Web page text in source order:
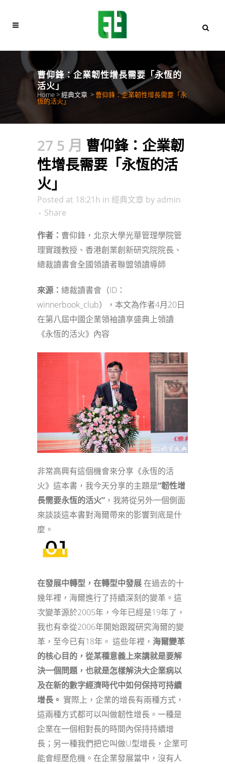
曹仰鋒：企業韌性增長需要「永恆的
活火」
Home>經典文章 > 曹仰鋒：企業韌性增長需要「永
恆的活火」
27 5 月 曹仰鋒：企業韌
性增長需要「永恆的活
火」
Posted at 18:21h in 經典文章 by admin
Share
作者： 曹仰鋒，北京大學光華管理學院管
理實踐教授、香港創業創新研究院院長、
總裁讀書會全國領讀者聯盟領讀導師
來源： 總裁讀書會（ID：
winnerbook_club），本文為作者4月20日
在第八屆中國企業領袖讀享盛典上領讀
《永恆的活火》內容
非常高興有這個機會來分享《永恆的活
火》這本書，我今天分享的主題是“韌性增
長需要永恆的活火” ，我將從另外一個側面
來談談這本書對海爾帶來的影響到底是什
麼。
在發展中轉型，在轉型中發展在過去的十
幾年裡，海爾進行了持續深刻的變革。這
次變革源於2005年，今年已經是19年了，
我也有幸從2006年開始跟蹤研究海爾的變
革，至今已有18年。 這些年裡， 海爾變革
的核心目的，從某種意義上來講就是要解
決一個問題，也就是怎樣解決大企業病以
及在新的數字經濟時代中如何保持可持續
增長。 實際上，企業的增長有兩種方式，
這兩種方式都可以叫做韌性增長。一種是
企業在一個相對長的時間內保持持續增
長；另一種我們把它叫做U型增長，企業可
能會經歷危機。在企業發展當中，沒有人